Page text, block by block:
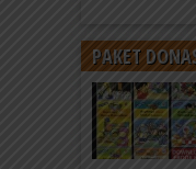
PAKET